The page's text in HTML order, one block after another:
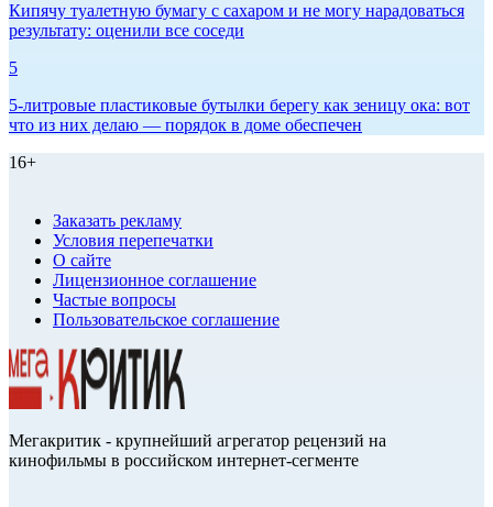
Кипячу туалетную бумагу с сахаром и не могу нарадоваться
результату: оценили все соседи
5
5-литровые пластиковые бутылки берегу как зеницу ока: вот
что из них делаю — порядок в доме обеспечен
16+
Заказать рекламу
Условия перепечатки
О сайте
Лицензионное соглашение
Частые вопросы
Пользовательское соглашение
Мегакритик - крупнейший агрегатор рецензий на
кинофильмы в российском интернет-сегменте